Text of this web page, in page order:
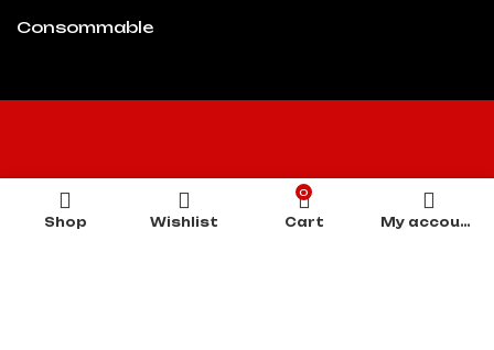
Consommable
Shop Wishlist
0
Cart My account